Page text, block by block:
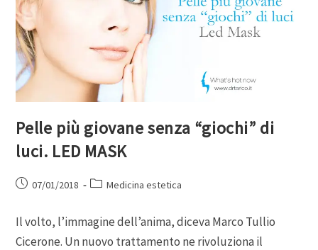
Pelle più giovane senza “giochi” di
luci. LED MASK
07/01/2018 Medicina estetica
Il volto, l’immagine dell’anima, diceva Marco Tullio
Cicerone. Un nuovo trattamento ne rivoluziona il